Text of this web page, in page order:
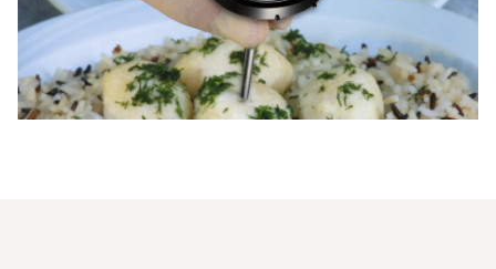
ambiante
Utiliser un thermomètre avec une pointe de mesure fine
Piquer suffisamment profondément Effectuer la mesure